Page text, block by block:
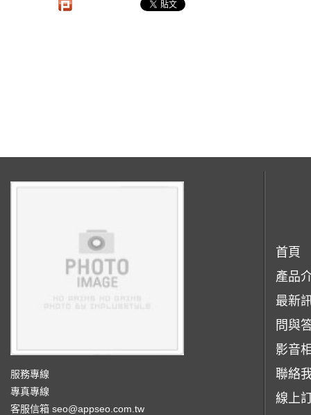
服務專線
專真專線
客服信箱 seo@appseo.com.tw
首頁
產品
最新
問與
影音
聯絡
線上